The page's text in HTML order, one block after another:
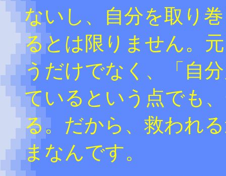
ないし、自分を取り
るとは限りません。
うだけでなく、「自
ているという点でも
る。だから、救われ
まなんです。